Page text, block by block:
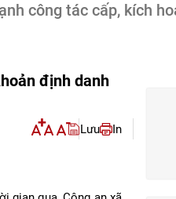
công tác cấp, kích
định danh
Lưu In